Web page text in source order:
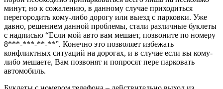
минут, но к сожалению, в данному случае приходиться
перегородить кому-либо дорогу или выезд с парковки. Уже
давно, решением данной проблемы, стали различные буклеты
с надписью “Если мой авто вам мешает, позвоните по номеру
8***-***-**-**”. Конечно это позволяет избежать
конфликтных ситуаций на дорогах, и в случае если вы кому-
либо мешаете, Вам позвонят и попросят пере парковать
автомобиль.